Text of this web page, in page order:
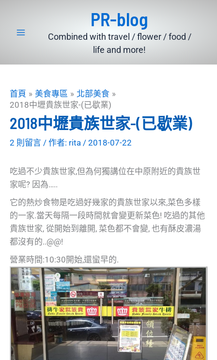
PR-blog
Combined with travel / flower / food /
life and more!
首頁 美食專區
北部美食
2018中壢貴族世家-(已歇業)
2018中壢貴族世家-(已歇業)
2 則留言 / 作者: rita / 2018-07-22
吃過不少貴族世家,但為何獨講位在中原附近的貴族世
家呢? 因為…..
它的熱炒食物是吃過好幾家的貴族世家以來,菜色多樣
的一家.當天每隔一段時間就會變更新菜色! 吃過的其他
貴族世家, 從開始到離開, 菜色都不會變, 也有酥皮濃湯
都沒有的..@@!
營業時間:10:30開始,還蠻早的.